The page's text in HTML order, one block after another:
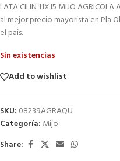
LATA CILIN 11X15 MIJO
al mejor precio mayorista en Pla
el pais.
Sin existencias
Add to wishlist
SKU: 08239AGRAQU
Categoría: Mijo
Share: